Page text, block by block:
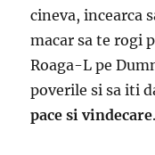
cineva, incearca
macar sa te rogi
Roaga-L pe
poverile si sa iti
pace si vindecare.